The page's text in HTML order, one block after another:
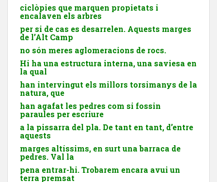
ciclòpies que marquen propietats i
encalaven els arbres
per si de cas es desarrelen. Aquests marges
de l’Alt Camp
no són meres aglomeracions de rocs.
Hi ha una estructura interna, una saviesa en
la qual
han intervingut els millors torsimanys de la
natura, que
han agafat les pedres com si fossin
paraules per escriure
a la pissarra del pla. De tant en tant, d’entre
aquests
marges altíssims, en surt una barraca de
pedres. Val la
pena entrar-hi. Trobarem encara avui un
terra premsat